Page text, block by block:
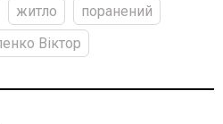
житло
поранений
Віктор